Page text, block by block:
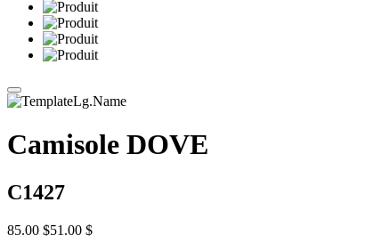
Camisole DOVE
C1427
85.00 $51.00 $